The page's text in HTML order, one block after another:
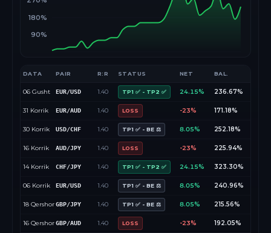
90%
180%
DATA PAIR R:R STATUS NET BAL.
06 Gusht EUR/USD 1.40 TP1 ✅ - TP2 ✅ 24.15% 236.67%
31 Korrik EUR/AUD 1.40 LOSS -23% 171.18%
30 Korrik USD/CHF 1.40 TP1 ✅ - BE ⚖️ 8.05% 252.18%
16 Korrik AUD/JPY 1.40 LOSS -23% 225.94%
14 Korrik CHF/JPY 1.40 TP1 ✅ - TP2 ✅ 24.15% 323.30%
06 Korrik EUR/USD 1.40 TP1 ✅ - BE ⚖️ 8.05% 240.96%
18 QershorGBP/JPY 1.40 TP1 ✅ - BE ⚖️ 8.05% 215.56%
16 QershorGBP/AUD 1.40 LOSS -23% 192.05%